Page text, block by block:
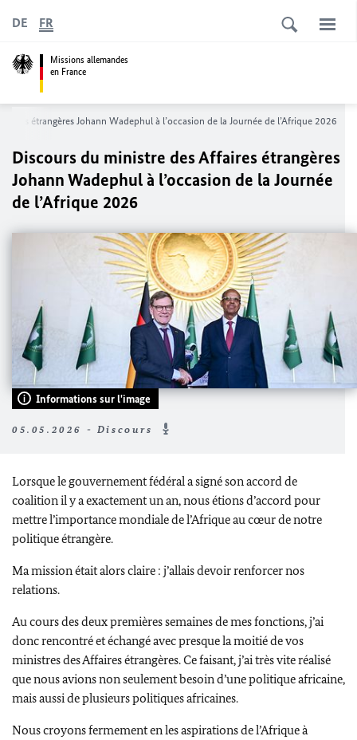
Missions allemandes
en France
DE FR
étrangères Johann Wadephul à l’occasion de la Journée de l’Afrique 2026
Discours du ministre des Affaires étrangères
Johann Wadephul à l’occasion de la Journée
de l’Afrique 2026
Informations sur l'image
05.05.2026 - Discours
Lorsque le gouvernement fédéral a signé son accord de
coalition il y a exactement un an, nous étions d’accord pour
mettre l’importance mondiale de l’Afrique au cœur de notre
politique étrangère.
Ma mission était alors claire : j’allais devoir renforcer nos
relations.
Au cours des deux premières semaines de mes fonctions, j’ai
donc rencontré et échangé avec presque la moitié de vos
ministres des Affaires étrangères. Ce faisant, j’ai très vite réalisé
que nous avions non seulement besoin d’une politique africaine,
mais aussi de plusieurs politiques africaines.
Nous croyons fermement en les aspirations de l’Afrique à